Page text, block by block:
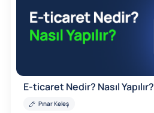
E-ticaret Nedir? Nasıl Yapılır?
Pınar Keleş